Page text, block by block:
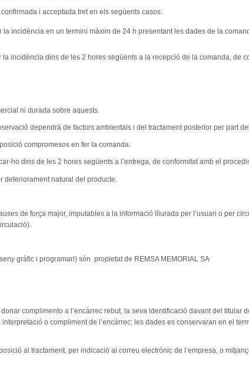
i acceptada tret en els següents casos:
incidència en un termini màxim de 24 h presentant les dades de la
incidència dins de les 2 hores següents a la recepció de la comanda, de
ni durada sobre aquests.
dependrà de factors ambientals i del tractament posterior per part
compromesos en fer la comanda.
ho dins de les 2 hores següents a l’entrega, de conformitat amb el
deteriorament natural del producte.
de força major, imputables a la informació lliurada per l’usuari o per
gràfic i programari) són propietat de REMSA MEMORIAL SA
complimento a l’encàrrec rebut, la seva identificació davant del titular
o compliment de l’encàrrec; les dades es conservaran en el
al tractament, per indicació al correu electrònic de l’empresa, o